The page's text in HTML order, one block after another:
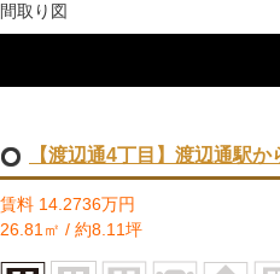
間取り図
【渡辺通4丁目】渡辺通駅
賃料 14.2736万円
26.81㎡ / 約8.11坪